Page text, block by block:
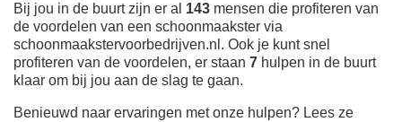
Bij jou in de buurt zijn er al 143 mensen die profiteren van
de voordelen van een schoonmaakster via
schoonmaakstervoorbedrijven.nl. Ook je kunt snel
profiteren van de voordelen, er staan 7 hulpen in de buurt
klaar om bij jou aan de slag te gaan.
Benieuwd naar ervaringen met onze hulpen? Lees ze